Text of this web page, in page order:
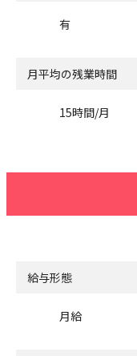
有
月平均の残業時間
15時間/月
給与形態
月給